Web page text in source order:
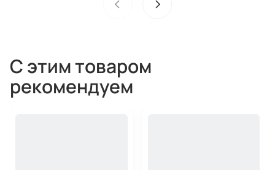
С этим товаром
рекомендуем